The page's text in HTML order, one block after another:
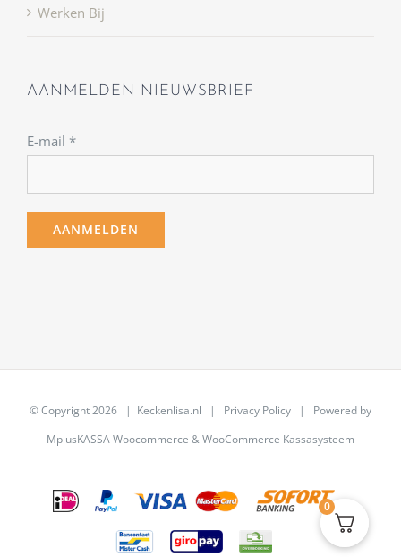
Werken Bij
AANMELDEN NIEUWSBRIEF
E-mail *
© Copyright2026 | Keckenlisa.nl | Privacy Policy | Powered by
MplusKASSA Woocommerce &WooCommerce Kassasysteem
0